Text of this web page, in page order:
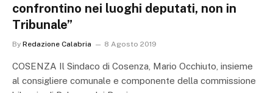
confrontino nei luoghi deputati, non in
Tribunale”
By Redazione Calabria 8 Agosto 2019
COSENZA Il Sindaco di Cosenza, Mario Occhiuto, insieme
al consigliere comunale e componente della commissione